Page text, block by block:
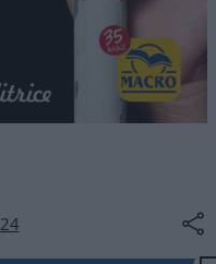
24